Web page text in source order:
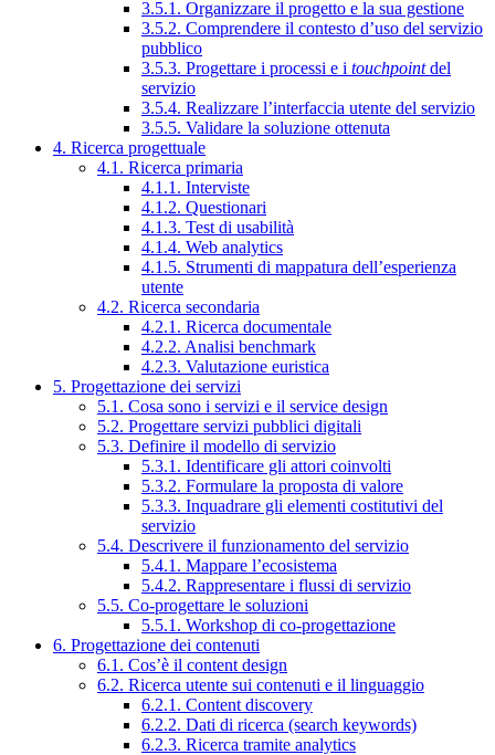
3.5.1. Organizzare il progetto e la sua gestione
3.5.2. Comprendere il contesto d’uso del servizio
pubblico
3.5.3. Progettare i processi e i touchpointdel
servizio
3.5.4. Realizzare l’interfaccia utente del servizio
3.5.5. Validare la soluzione ottenuta
4. Ricerca progettuale
4.1. Ricerca primaria
4.1.1. Interviste
4.1.2. Questionari
4.1.3. Test di usabilità
4.1.4. Web analytics
4.1.5. Strumenti di mappatura dell’esperienza
utente
4.2. Ricerca secondaria
4.2.1. Ricerca documentale
4.2.2. Analisi benchmark
4.2.3. Valutazione euristica
5. Progettazione dei servizi
5.1. Cosa sono i servizi e il service design
5.2. Progettare servizi pubblici digitali
5.3. Definire il modello di servizio
5.3.1. Identificare gli attori coinvolti
5.3.2. Formulare la proposta di valore
5.3.3. Inquadrare gli elementi costitutivi del
servizio
5.4. Descrivere il funzionamento del servizio
5.4.1. Mappare l’ecosistema
5.4.2. Rappresentare i flussi di servizio
5.5. Co-progettare le soluzioni
5.5.1. Workshop di co-progettazione
6. Progettazione dei contenuti
6.1. Cos’è il content design
6.2. Ricerca utente sui contenuti e il linguaggio
6.2.1. Content discovery
6.2.2. Dati di ricerca (search keywords)
6.2.3. Ricerca tramite analytics